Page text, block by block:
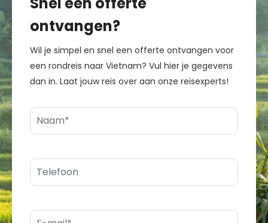
ontvangen?
Wil je simpel en snel een offerte ontvangen voor
een rondreis naar Vietnam? Vul hier je gegevens
dan in. Laat jouw reis over aan onze reisexperts!